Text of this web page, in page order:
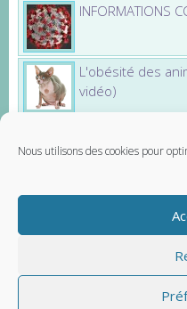
Nous utilisons des cookies pour
INFORMATIONS
L'obésité des
vidéo)
Partenaires
Santévet - assurance
Carnet Véto - carnet de
Contactez-nous